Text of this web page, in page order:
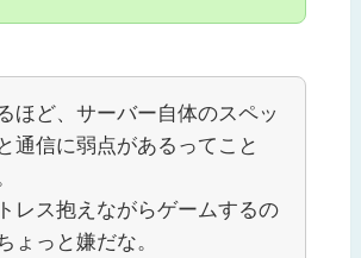
ほど、サーバー自体のスペッ
通信に弱点があるってこと
レス抱えながらゲームするの
ょっと嫌だな。